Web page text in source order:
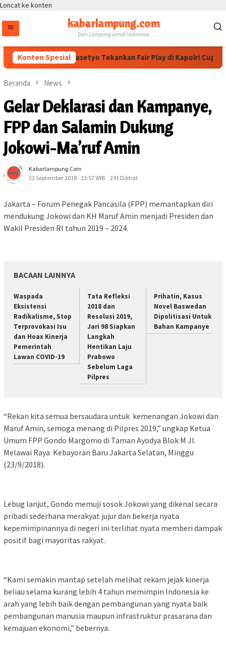
Loncat ke konten
kabarlampung.com
Dari Lampung untuk Indonesia
Konten Spesial
Wakapolri Dedi Prasetyo Tekankan Fair Play di Kapolri Cup 2026
Beranda News
Gelar Deklarasi dan Kampanye,
FPP dan Salamin Dukung
Jokowi-Ma’ruf Amin
Kabarlampung.com
23 September 2018 - 13:57 WIB
291 Dilihat
Jakarta – Forum Penegak Pancasila (FPP) memantapkan diri
mendukung Jokowi dan KH Maruf Amin menjadi Presiden dan
Wakil Presiden RI tahun 2019 – 2024.
BACAAN LAINNYA
Waspada
Eksistensi
Radikalisme, Stop
Terprovokasi Isu
dan Hoax Kinerja
Pemerintah
Lawan COVID-19
Tata Refleksi
2018 dan
Resolusi 2019,
Jari 98 Siapkan
Langkah
Hentikan Laju
Prabowo
Sebelum Laga
Pilpres
Prihatin, Kasus
Novel Baswedan
Dipolitisasi Untuk
Bahan Kampanye
“Rekan kita semua bersaudara untuk kemenangan Jokowi dan
Maruf Amin, semoga menang di Pilpres 2019,” ungkap Ketua
Umum FPP Gondo Margomo di Taman Ayodya Blok M Jl.
Melawai Raya Kebayoran Baru Jakarta Selatan, Minggu
(23/9/2018).
Lebug lanjut, Gondo memuji sosok Jokowi yang dikenal secara
pribadi sederhana merakyat jujur dan bekerja nyata
kepemimpinannya di negeri ini terlihat nyata memberi dampak
positif bagi mayoritas rakyat.
“Kami semakin mantap setelah melihat rekam jejak kinerja
beliau selama kurang lebih 4 tahun memimpin Indonesia ke
arah yang lebih baik dengan pembangunan yang nyata baik
pembangunan manusia maupun infrastruktur prasarana dan
kemajuan ekonomi,” bebernya.